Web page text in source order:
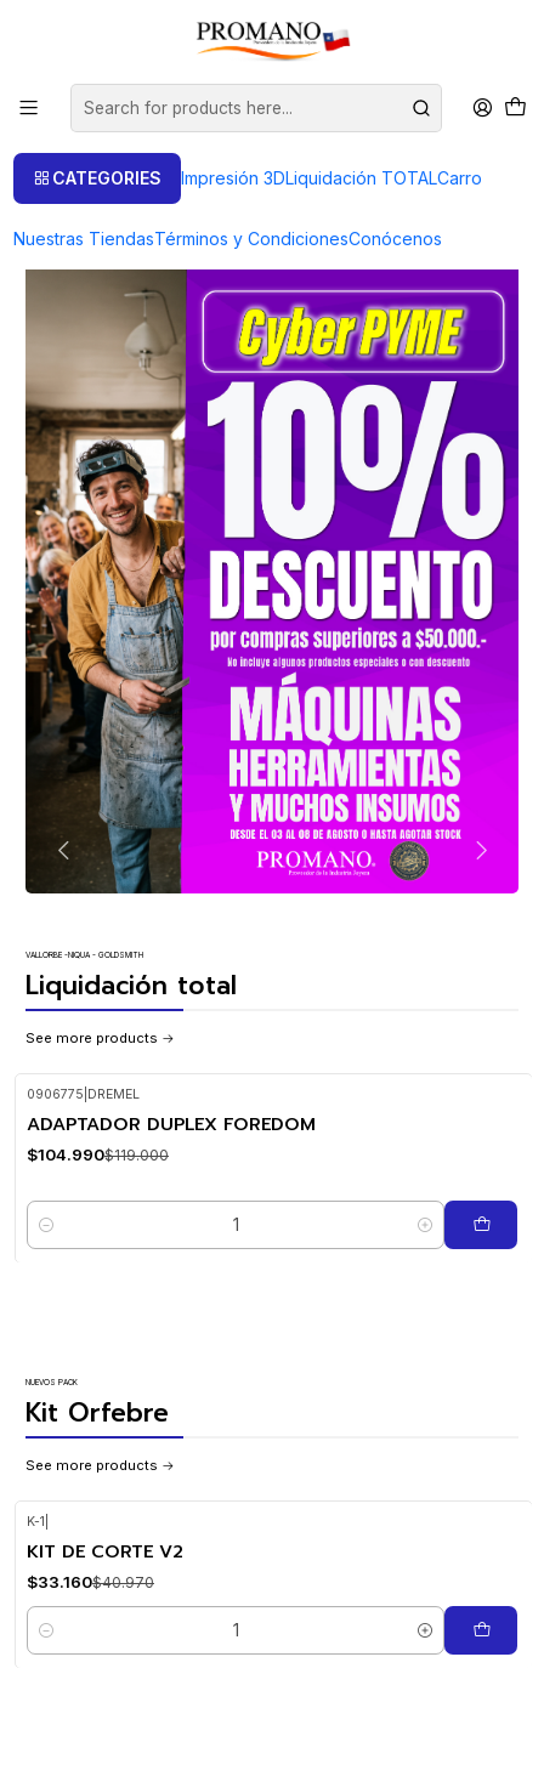
CATEGORIES Impresión 3DLiquidación TOTALCarro
Nuestras TiendasTérminos y CondicionesConócenos
Cotizaciones y Proyectos
+56226329404 / +56232104444 Email: merced@promano.cl
VALLORBE -NIQUA - GOLDSMITH
Liquidación total
See more products
-12%
OFF
0906775 DREMEL
ADAPTADOR DUPLEX FOREDOM
$104.990$119.000
Quantity
NUEVOS PACK
Kit Orfebre
See more products
-19%
OFF
K-1
KIT DE CORTE V2
$33.160$40.970
Quantity